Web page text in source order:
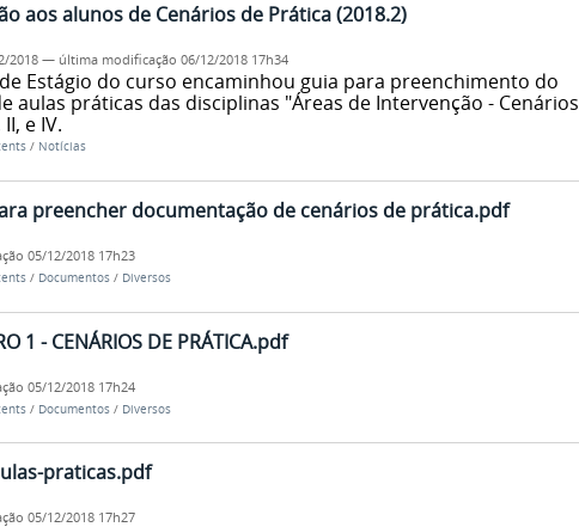
aos alunos de Cenários de Prática (2018.2)
2018 — última modificação 06/12/2018 17h34
Estágio do curso encaminhou guia para preenchimento do
aulas práticas das disciplinas "Áreas de Intervenção - Cenários
e IV.
/ Notícias
preencher documentação de cenários de prática.pdf
05/12/2018 17h23
/ Documentos / Diversos
1 - CENÁRIOS DE PRÁTICA.pdf
05/12/2018 17h24
/ Documentos / Diversos
praticas.pdf
05/12/2018 17h27